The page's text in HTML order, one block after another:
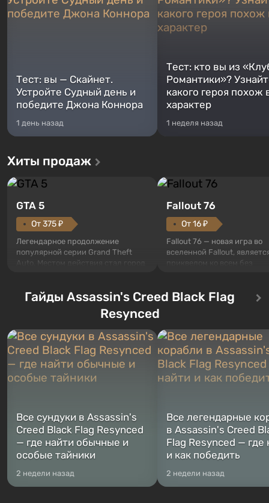
Тест: вы — Скайнет.
Устройте Судный день и
победите Джона Коннора
1 день назад
Тест: кто вы из
Романтики»?
какого героя похож
характер
1 неделя назад
Хиты продаж
GTA 5
От 375 ₽
Легендарное продолжение
популярной серии Grand Theft
Auto. Местом действия стал город
Впервые игра расскажет историю
Тревора и Франклина, между
которыми вы сможете
переключаться в любое время.
Жанр и...
Fallout 76
От 16 ₽
Fallout 76 — новая игра во
вселенной Fallout,
приквелом ко всем без
76, первого среди
Оно же, по задумке
первым после того, как на
Америку упадут ядерные
Место действия Fallout...
Гайды Assassin's Creed Black Flag
Resynced
Все сундуки в Assassin's
Creed Black Flag Resynced
— где найти обычные и
особые тайники
2 недели назад
Все легендарные
в Assassin's Creed
Flag Resynced — где
и как победить
2 недели назад